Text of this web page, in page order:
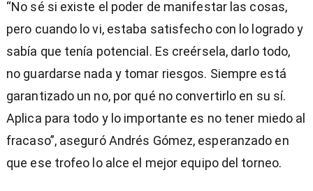
“No sé si existe el poder de manifestar las cosas,
pero cuando lo vi, estaba satisfecho con lo logrado y
sabía que tenía potencial. Es creérsela, darlo todo,
no guardarse nada y tomar riesgos. Siempre está
garantizado un no, por qué no convertirlo en su sí.
Aplica para todo y lo importante es no tener miedo al
fracaso”, aseguró Andrés Gómez, esperanzado en
que ese trofeo lo alce el mejor equipo del torneo.